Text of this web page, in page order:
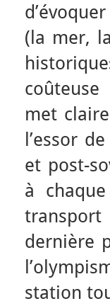
(la mer,
met
l’essor
et post-
à
transport
dernière
station